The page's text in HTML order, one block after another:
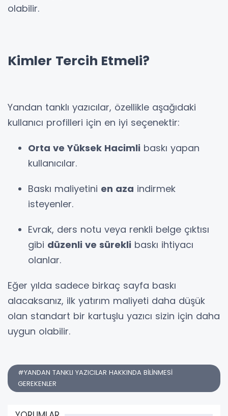
olabilir.
Kimler Tercih Etmeli?
Yandan tanklı yazıcılar, özellikle aşağıdaki
kullanıcı profilleri için en iyi seçenektir:
Orta ve Yüksek Hacimli baskı yapan
kullanıcılar.
Baskı maliyetini en aza indirmek
isteyenler.
Evrak, ders notu veya renkli belge çıktısı
gibi düzenli ve sürekli baskı ihtiyacı
olanlar.
Eğer yılda sadece birkaç sayfa baskı
alacaksanız, ilk yatırım maliyeti daha düşük
olan standart bir kartuşlu yazıcı sizin için daha
uygun olabilir.
#YANDAN TANKLI YAZICILAR HAKKINDA BİLİNMESİ
GEREKENLER